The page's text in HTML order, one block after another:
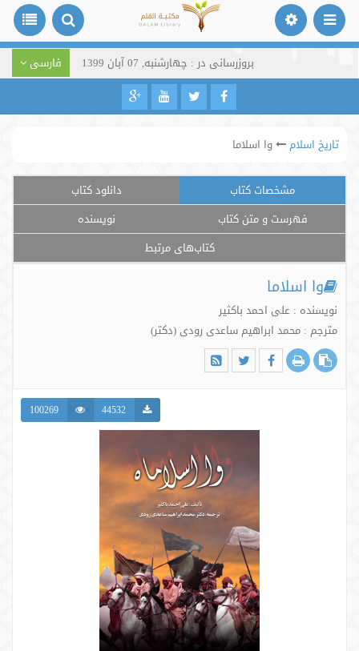
بروزرسانی در : چهارشنبه, 07 آبان 1399 فارسی
تاریخ اسلام وا اسلاما
مشخصات کتاب
دانلود کتاب
فهرست و متن کتاب
نویسنده
کتاب‌های مرتبط
وا اسلاما
نویسنده : علی احمد باکثیر
مترجم : محمد ابراهیم ساعدی رودی (دکتر)
44532
100269